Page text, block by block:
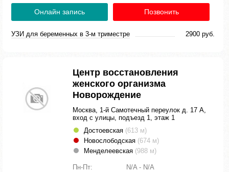
Онлайн запись Позвонить
УЗИ для беременных в 3-м триместре 2900 руб.
Центр восстановления
женского организма
Новорождение
Москва, 1-й Самотечный переулок д. 17 А,
вход с улицы, подъезд 1, этаж 1
Достоевская (613 м)
Новослободская (674 м)
Менделеевская (988 м)
Пн-Пт:
N/A - N/A